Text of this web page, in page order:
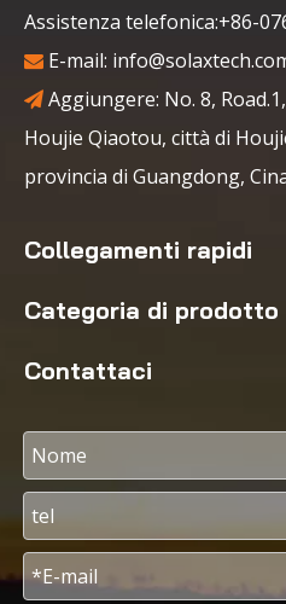
Assistenza telefonica:+86-
 E-mail:
 Aggiungere: No. 8,
Houjie Qiaotou, città di
provincia di Guangdong,
Collegamenti rapidi
Categoria di prodotto
Contattaci